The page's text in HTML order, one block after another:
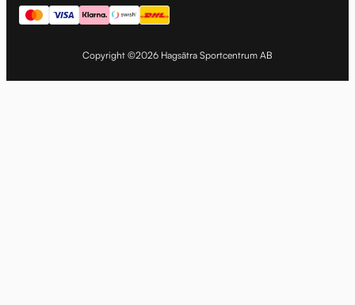
Copyright ©2026 Hagsätra Sportcentrum AB